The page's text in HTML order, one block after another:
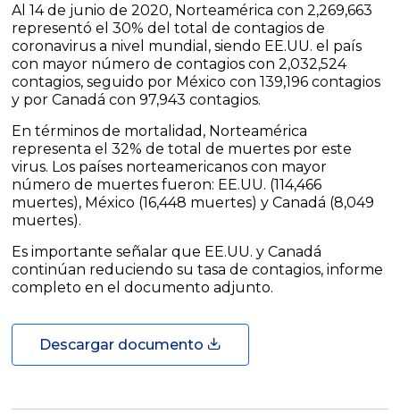
Al 14 de junio de 2020, Norteamérica con 2,269,663
representó el 30% del total de contagios de
coronavirus a nivel mundial, siendo EE.UU. el país
con mayor número de contagios con 2,032,524
contagios, seguido por México con 139,196 contagios
y por Canadá con 97,943 contagios.
En términos de mortalidad, Norteamérica
representa el 32% de total de muertes por este
virus. Los países norteamericanos con mayor
número de muertes fueron: EE.UU. (114,466
muertes), México (16,448 muertes) y Canadá (8,049
muertes).
Es importante señalar que EE.UU. y Canadá
continúan reduciendo su tasa de contagios, informe
completo en el documento adjunto.
Descargar documento